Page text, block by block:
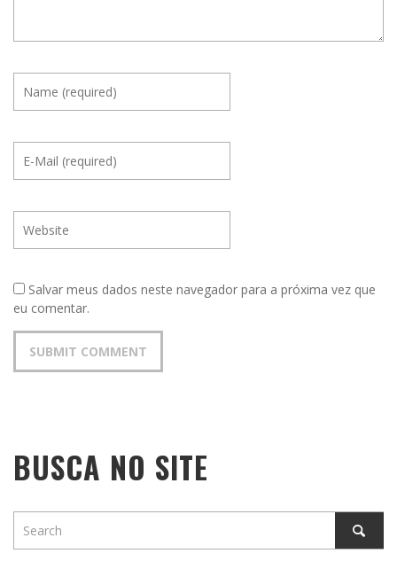
Salvar meus dados neste navegador para a próxima vez que
eu comentar.
BUSCA NO SITE